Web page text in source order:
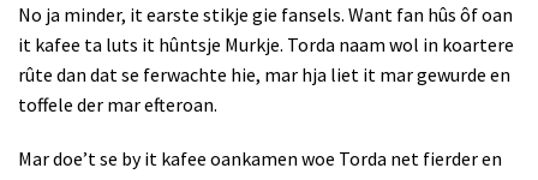
No ja minder, it earste stikje gie fansels. Want fan hûs ôf oan
it kafee ta luts it hûntsje Murkje. Torda naam wol in koartere
rûte dan dat se ferwachte hie, mar hja liet it mar gewurde en
toffele der mar efteroan.
Mar doe’t se by it kafee oankamen woe Torda net fierder en